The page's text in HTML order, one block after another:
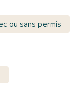
ou sans permis